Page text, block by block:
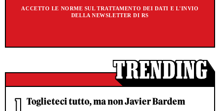
ACCETTO LE NORME SUL TRATTAMENTO DEI DATI E L'INVIO
DELLA NEWSLETTER DI RS
Toglieteci tutto, ma non Javier Bardem